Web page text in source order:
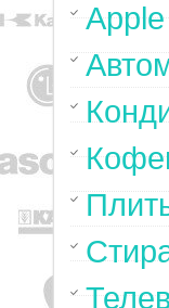
Apple